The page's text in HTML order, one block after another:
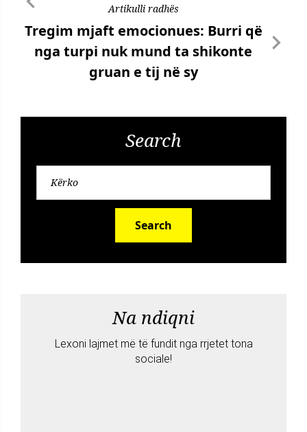
Artikulli radhës
Tregim mjaft emocionues: Burri që
nga turpi nuk mund ta shikonte
gruan e tij në sy
Search
Search
Na ndiqni
Lexoni lajmet më të fundit nga rrjetet tona
sociale!